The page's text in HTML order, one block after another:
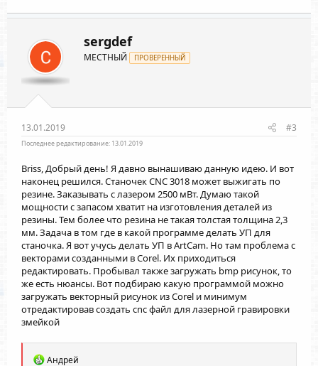
sergdef
МЕСТНЫЙ ПРОВЕРЕННЫЙ
13.01.2019 #3
Последнее редактирование: 13.01.2019
Briss, Добрый день! Я давно вынашиваю данную идею. И вот
наконец решился. Станочек CNC 3018 может выжигать по
резине. Заказывать с лазером 2500 мВт. Думаю такой
мощности с запасом хватит на изготовления деталей из
резины. Тем более что резина не такая толстая толщина 2,3
мм. Задача в том где в какой программе делать УП для
станочка. Я вот учусь делать УП в ArtCam. Но там проблема с
векторами созданными в Corel. Их приходиться
редактировать. Пробывал также загружать bmp рисунок, то
же есть нюансы. Вот подбираю какую программой можно
загружать векторный рисунок из Corel и минимум
отредактировав создать cnc файл для лазерной гравировки
змейкой
РАндрей